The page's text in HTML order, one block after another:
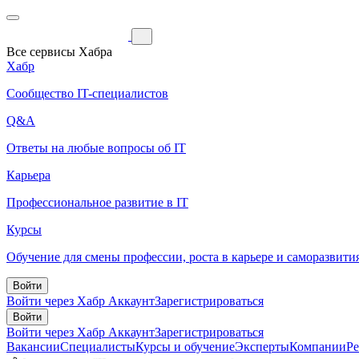
Все сервисы Хабра
Хабр
Сообщество IT-специалистов
Q&A
Ответы на любые вопросы об IT
Карьера
Профессиональное развитие в IT
Курсы
Обучение для смены профессии, роста в карьере и
Войти
Войти через Хабр АккаунтЗарегистрироваться
Войти
Войти через Хабр АккаунтЗарегистрироваться
ВакансииСпециалистыКурсы и обучениеЭкспертыКомпании